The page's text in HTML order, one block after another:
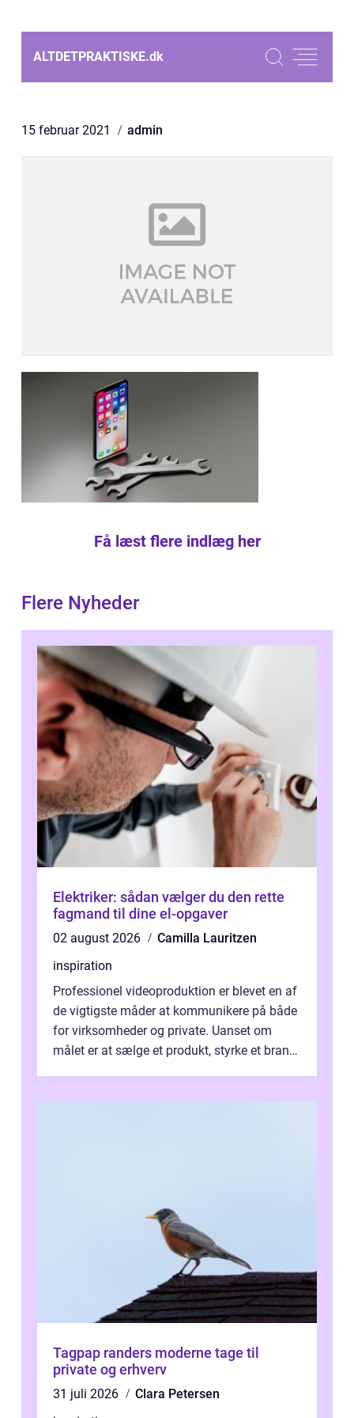
ALTDETPRAKTISKE.dk
15 februar 2021 admin
Få læst flere indlæg her
Flere Nyheder
Elektriker: sådan vælger du den rette
fagmand til dine el-opgaver
02 august 2026
Camilla Lauritzen
inspiration
Professionel videoproduktion er blevet en af
de vigtigste måder at kommunikere på både
for virksomheder og private. Uanset om
målet er at sælge et produkt, styrke et brand,
Tagpap randers moderne tage til
private og erhverv
31 juli 2026
Clara Petersen